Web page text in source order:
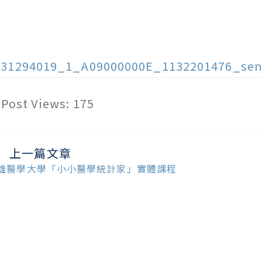
Post Views: 175
上一篇文章
醫學大學「小小醫學統計家」實體課程